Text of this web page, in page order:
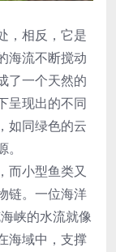
，相反，它是
海流不断搅动
了一个天然的
呈现出的不同
如同绿色的云
而小型鱼类又
链。一位海洋
峡的水流就像
海域中，支撑